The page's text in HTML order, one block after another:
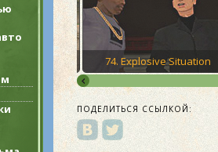
74. Explosive Situation
ПОДЕЛИТЬСЯ ССЫЛКОЙ: